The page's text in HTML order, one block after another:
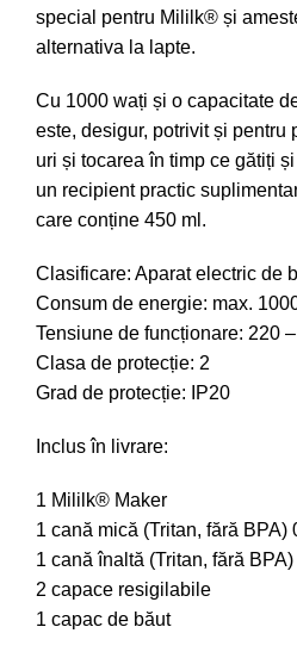
special pentru Mililk® și
alternativa la lapte.
Cu 1000 wați și o capacitate
este, desigur, potrivit și pentru
uri și tocarea în timp ce gătiți
un recipient practic
care conține 450 ml.
Clasificare: Aparat electric de
Consum de energie: max.
Tensiune de funcționare: 220
Clasa de protecție: 2
Grad de protecție: IP20
Inclus în livrare:
1 Mililk® Maker
1 cană mică (Tritan, fără BPA)
1 cană înaltă (Tritan, fără BPA)
2 capace resigilabile
1 capac de băut